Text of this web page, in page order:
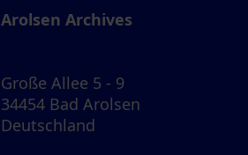
Arolsen Archives
Große Allee 5 - 9
34454 Bad Arolsen
Deutschland